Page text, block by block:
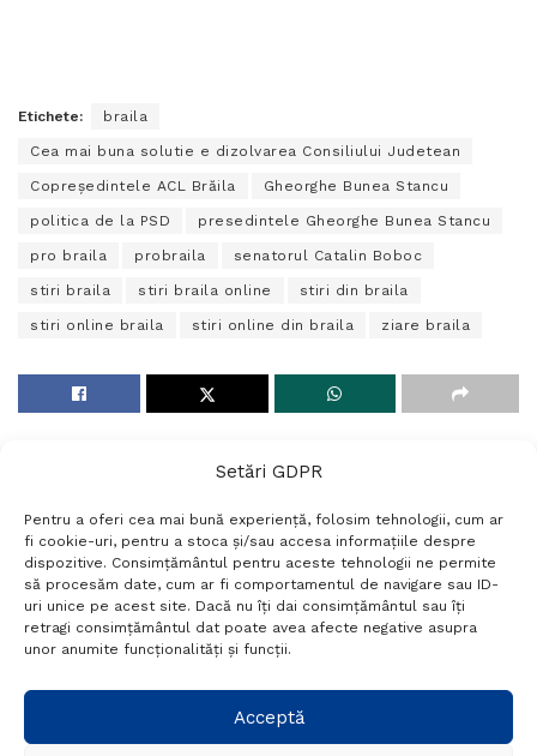
Setări GDPR
Pentru a oferi cea mai bună experiență, folosim tehnologii, cum ar
fi cookie-uri, pentru a stoca și/sau accesa informațiile despre
dispozitive. Consimțământul pentru aceste tehnologii ne permite
să procesăm date, cum ar fi comportamentul de navigare sau ID-
uri unice pe acest site. Dacă nu îți dai consimțământul sau îți
retragi consimțământul dat poate avea afecte negative asupra
unor anumite funcționalități și funcții.
Acceptă
Etichete: braila
Cea mai buna solutie e dizolvarea Consiliului Judetean
Copreședintele ACL Brăila Gheorghe Bunea Stancu
politica de la PSD presedintele Gheorghe Bunea Stancu
pro braila probraila senatorul Catalin Boboc
stiri braila stiri braila online stiri din braila
stiri online braila stiri online din braila ziare braila
Termeni si conditii
Politică de confidențialitate
Politica cookies
Setări GDPR
+40 788 760 194